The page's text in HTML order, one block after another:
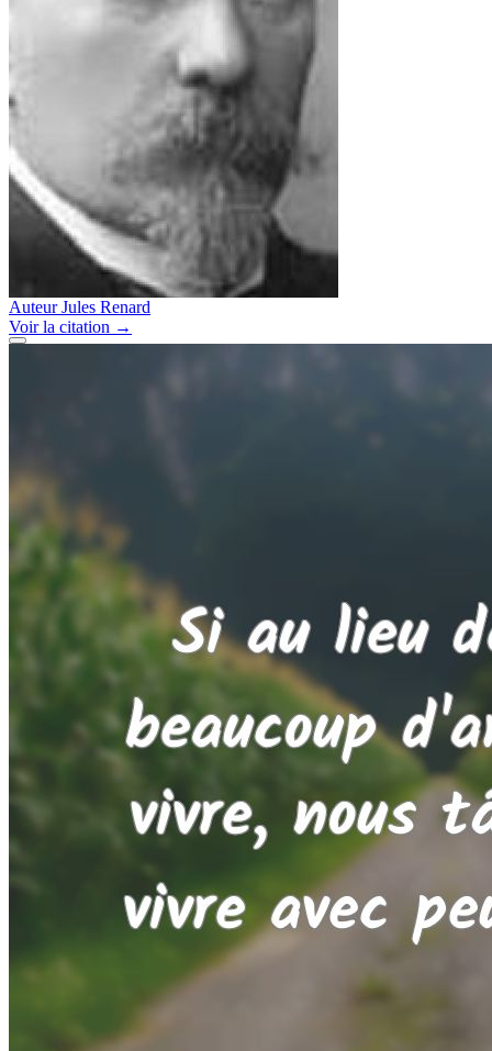
Auteur Jules Renard
Voirla citation →